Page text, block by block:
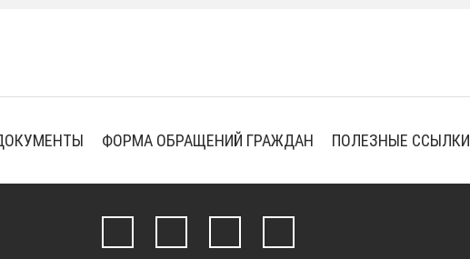
ФОРМА ОБРАЩЕНИЙ ГРАЖДАН ПОЛЕЗНЫЕ ССЫЛКИ